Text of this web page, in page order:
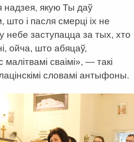
надзея, якую Ты даў
і пасля смерці іх не
небе заступацца за тых, хто
ойча, што абяцаў,
сваімі», — такі
словамі антыфоны.